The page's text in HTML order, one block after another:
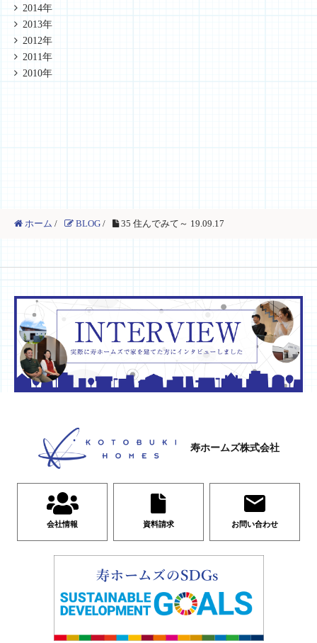
2014年
2013年
2012年
2011年
2010年
ホーム / BLOG / 35 住んでみて～ 19.09.17
寿ホームズ株式会社
会社情報 資料請求 お問い合わせ